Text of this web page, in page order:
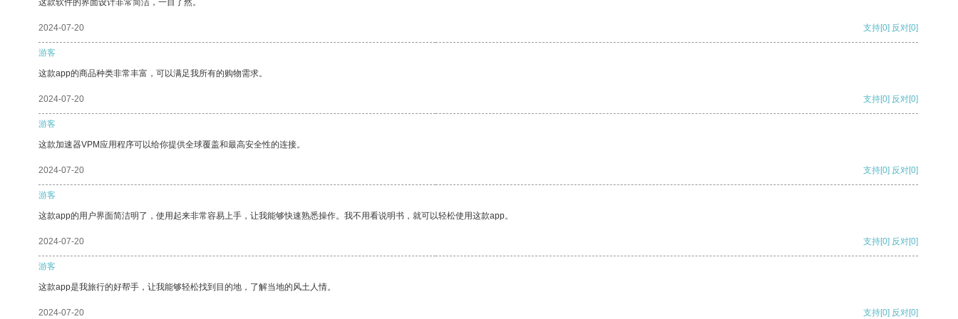
这款软件的界面设计非常简洁，一目了然。
2024-07-20 支持[0] 反对[0]
游客
这款app的商品种类非常丰富，可以满足我所有的购物需求。
2024-07-20 支持[0] 反对[0]
游客
这款加速器VPM应用程序可以给你提供全球覆盖和最高安全性的连接。
2024-07-20 支持[0] 反对[0]
游客
这款app的用户界面简洁明了，使用起来非常容易上手，让我能够快速熟悉操作。我不用看说明书，就可以轻松使用这款app。
2024-07-20 支持[0] 反对[0]
游客
这款app是我旅行的好帮手，让我能够轻松找到目的地，了解当地的风土人情。
2024-07-20 支持[0] 反对[0]